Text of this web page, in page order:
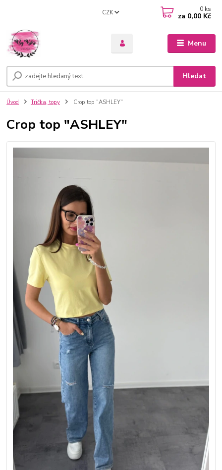
Menu
CZK
Hledat
0 ks
za 0,00 Kč
Úvod Trička, topy Crop top "ASHLEY"
Crop top "ASHLEY"